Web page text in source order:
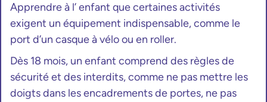
Apprendre à l’ enfant que certaines activités
exigent un équipement indispensable, comme le
port d’un casque à vélo ou en roller.
Dès 18 mois, un enfant comprend des règles de
sécurité et des interdits, comme ne pas mettre les
doigts dans les encadrements de portes, ne pas